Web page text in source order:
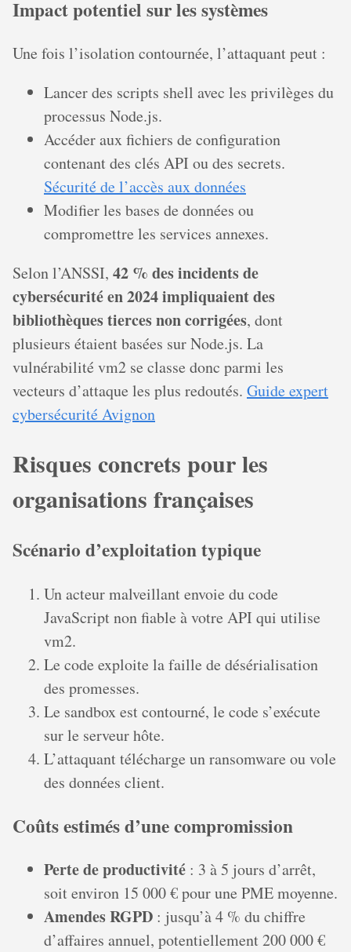
Impact potentiel sur les systèmes
Une fois l’isolation contournée, l’attaquant peut :
Lancer des scripts shell avec les privilèges du
processus Node.js.
Accéder aux fichiers de configuration
contenant des clés API ou des secrets.
Sécurité de l’accès aux données
Modifier les bases de données ou
compromettre les services annexes.
Selon l’ANSSI, 42 % des incidents de
cybersécurité en 2024 impliquaient des
bibliothèques tierces non corrigées, dont
plusieurs étaient basées sur Node.js. La
vulnérabilité vm2 se classe donc parmi les
vecteurs d’attaque les plus redoutés. Guide expert
cybersécurité Avignon
Risques concrets pour les
organisations françaises
Scénario d’exploitation typique
Un acteur malveillant envoie du code
JavaScript non fiable à votre API qui utilise
vm2.
Le code exploite la faille de désérialisation
des promesses.
Le sandbox est contourné, le code s’exécute
sur le serveur hôte.
L’attaquant télécharge un ransomware ou vole
des données client.
Coûts estimés d’une compromission
Perte de productivité : 3 à 5 jours d’arrêt,
soit environ 15 000 € pour une PME moyenne.
Amendes RGPD : jusqu’à 4 % du chiffre
d’affaires annuel, potentiellement 200 000 €